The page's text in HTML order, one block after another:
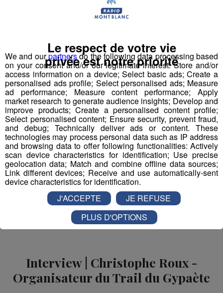
Travail en équipe, 2x8 alternantes (5h00-12h30 et
suivant les plans ; changer les plaquettes, corriger les
cotes etc ; Le poste est à pourvoir de suite et peut
déboucher sur une embauche. C’est un 35h et le salaire
sera en fonction des compétences.
Pour candidater, contactezArve Interim
Sallanches.
Partager sur Facebook
Partager sur Twitter
Interview | Christophe Roux -
Organisateur du Trail du Gypaète
We and ourpartnersdo the following data processing based
on your consent and/or our legitimate interest: Store and/or
access information on a device; Select basic ads; Create a
personalised ads profile; Select personalised ads; Measure
ad performance; Measure content performance; Apply
market research to generate audience insights; Develop and
improve products; Create a personalised content profile;
Select personalised content; Ensure security, prevent fraud,
and debug; Technically deliver ads or content. These
technologies may process personal data such as IP address
and browsing data to offer following functionalities: Actively
scan device characteristics for identification; Use precise
geolocation data; Match and combine offline data sources;
Link different devices; Receive and use automatically-sent
device characteristics for identification.
Le respect de votre vie
privée est notre priorité
J'ACCEPTE
JE REFUSE
PLUS D'OPTIONS